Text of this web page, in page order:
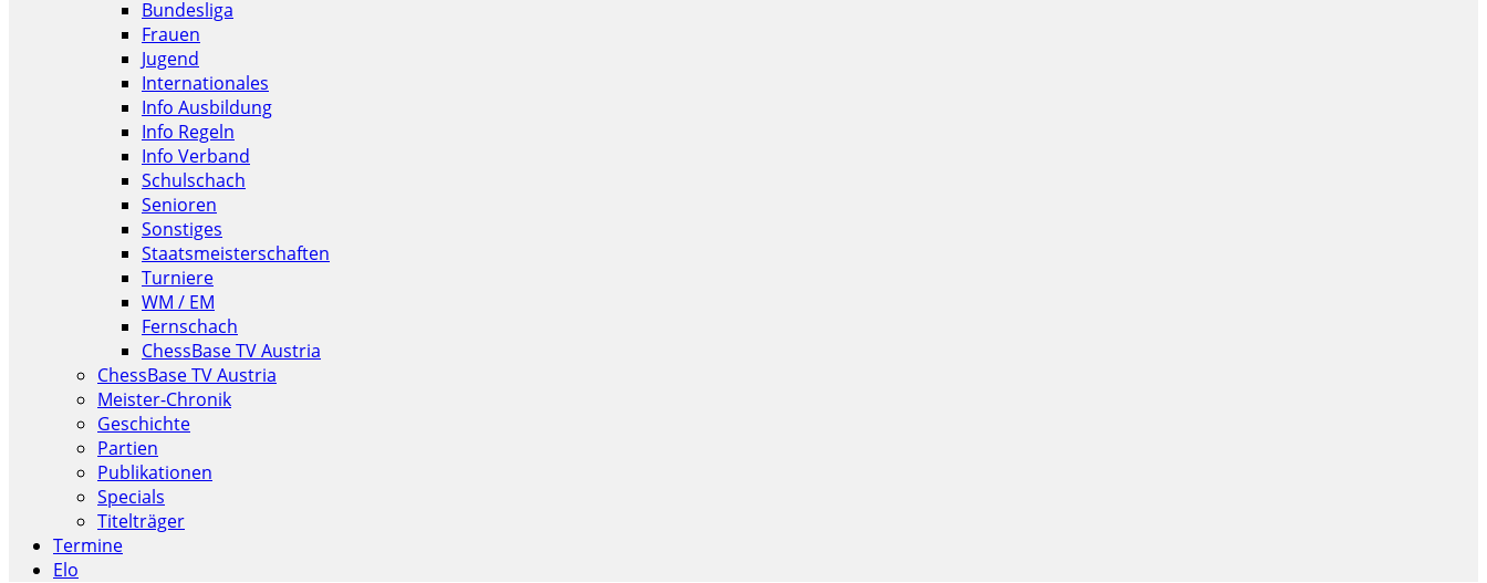
Bundesliga
Frauen
Jugend
Internationales
Info Ausbildung
Info Regeln
Info Verband
Schulschach
Senioren
Sonstiges
Staatsmeisterschaften
Turniere
WM / EM
Fernschach
ChessBase TV Austria
ChessBase TV Austria
Meister-Chronik
Geschichte
Partien
Publikationen
Specials
Titelträger
Termine
Elo